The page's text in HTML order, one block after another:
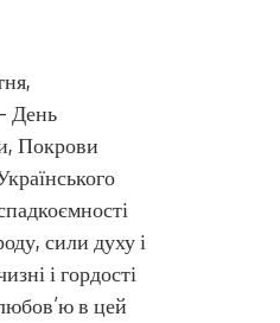
День
Покрови
сили духу і
і гордості
в цей